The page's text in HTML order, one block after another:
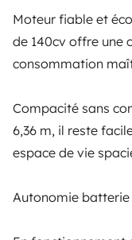
Moteur fiable et
de 140cv offre une
consommation
Compacité sans
6,36 m, il reste
espace de vie
Autonomie
Intérieur et état
De petit défaut
- éraflures sur le
recul (c'est ma
véhicule, j'ai tapé
Ver os